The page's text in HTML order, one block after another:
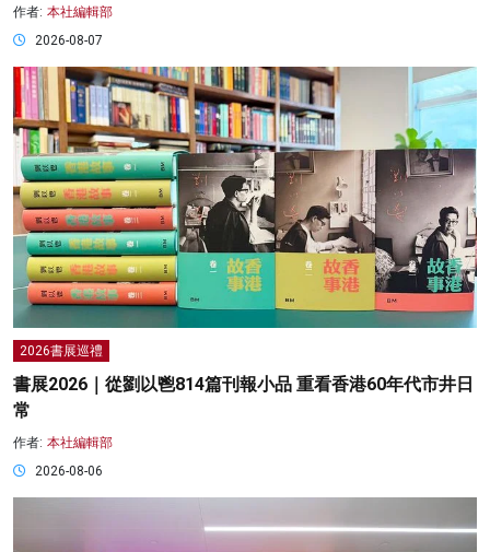
作者: 本社編輯部
2026-08-07
2026書展巡禮
書展2026｜從劉以鬯814篇刊報小品 重看香港60年代市井日
常
作者: 本社編輯部
2026-08-06